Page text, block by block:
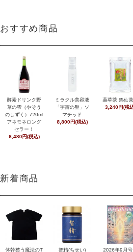
おすすめ商品
酵素ドリンク野
草の雫（やそう
のしずく）720ml
アネモネロング
セラー！
6,480円(税込)
ミラクル美容液
「宇宙の聖」ソ
マチッド
8,800円(税込)
薬草茶 錦仙
3,240円(税
新着商品
体幹整う魔法のT 智精(ちせい) 2026年9月